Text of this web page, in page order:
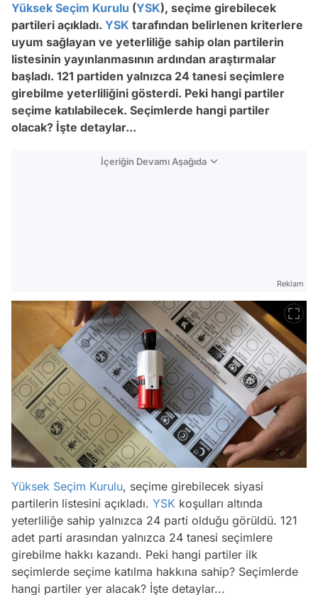
Yüksek Seçim Kurulu (YSK), seçime girebilecek
partileri açıkladı. YSK tarafından belirlenen kriterlere
uyum sağlayan ve yeterliliğe sahip olan partilerin
listesinin yayınlanmasının ardından araştırmalar
başladı. 121 partiden yalnızca 24 tanesi seçimlere
girebilme yeterliliğini gösterdi. Peki hangi partiler
seçime katılabilecek. Seçimlerde hangi partiler
olacak? İşte detaylar...
İçeriğin Devamı Aşağıda
Reklam
Yüksek Seçim Kurulu, seçime girebilecek siyasi
partilerin listesini açıkladı. YSK koşulları altında
yeterliliğe sahip yalnızca 24 parti olduğu görüldü. 121
adet parti arasından yalnızca 24 tanesi seçimlere
girebilme hakkı kazandı. Peki hangi partiler ilk
seçimlerde seçime katılma hakkına sahip? Seçimlerde
hangi partiler yer alacak? İşte detaylar...